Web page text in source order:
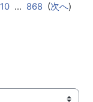
10... 868 (次へ)